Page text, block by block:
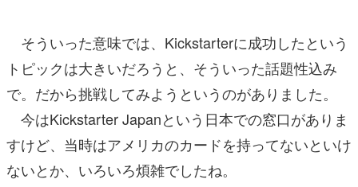
そういった意味では、Kickstarterに成功したという
トピックは大きいだろうと、そういった話題性込み
で。だから挑戦してみようというのがありました。
今はKickstarter Japanという日本での窓口がありま
すけど、当時はアメリカのカードを持ってないといけ
ないとか、いろいろ煩雑でしたね。